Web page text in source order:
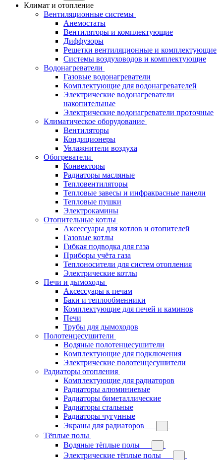
Климат и отопление
Вентиляционные системы
Анемостаты
Вентиляторы и комплектующие
Диффузоры
Решетки вентиляционные и комплектующие
Системы воздуховодов и комплектующие
Водонагреватели
Газовые водонагреватели
Комплектующие для водонагревателей
Электрические водонагреватели
накопительные
Электрические водонагреватели проточные
Климатическое оборудование
Вентиляторы
Кондиционеры
Увлажнители воздуха
Обогреватели
Конвекторы
Радиаторы масляные
Тепловентиляторы
Тепловые завесы и инфракрасные панели
Тепловые пушки
Электрокамины
Отопительные котлы
Аксессуары для котлов и отопителей
Газовые котлы
Гибкая подводка для газа
Приборы учёта газа
Теплоносители для систем отопления
Электрические котлы
Печи и дымоходы
Аксессуары к печам
Баки и теплообменники
Комплектующие для печей и каминов
Печи
Трубы для дымоходов
Полотенцесушители
Водяные полотенцесушители
Комплектующие для подключения
Электрические полотенцесушители
Радиаторы отопления
Комплектующие для радиаторов
Радиаторы алюминиевые
Радиаторы биметаллические
Радиаторы стальные
Радиаторы чугунные
Экраны для радиаторов
Тёплые полы
Водяные тёплые полы
Электрические тёплые полы